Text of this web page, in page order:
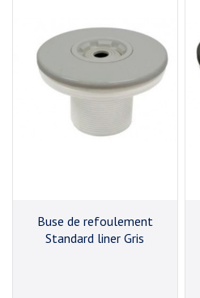
Buse de refoulement
Standard liner Gris